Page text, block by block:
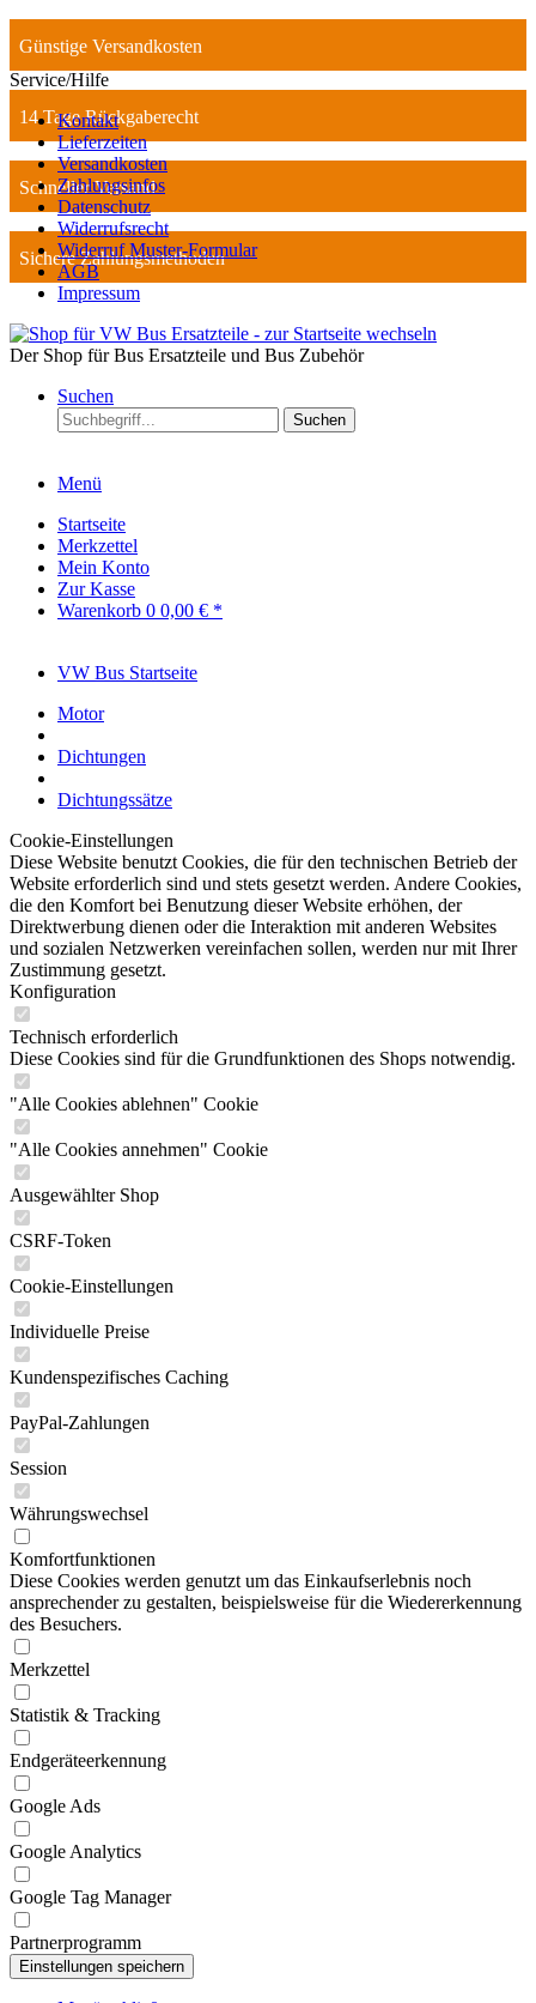
Günstige Versandkosten
14 Tage Rückgaberecht
Schneller Versand
Sichere Zahlungsmethoden
Service/Hilfe
Kontakt
Lieferzeiten
Versandkosten
Zahlungsinfos
Datenschutz
Widerrufsrecht
Widerruf Muster-Formular
AGB
Impressum
Der Shop für Bus Ersatzteile und Bus Zubehör
Suchen
Suchen
Menü
Startseite
Merkzettel
Mein Konto
Zur Kasse
Warenkorb 0 0,00 € *
VW Bus Startseite
Motor
Dichtungen
Dichtungssätze
Cookie-Einstellungen
Diese Website benutzt Cookies, die für den technischen Betrieb der
Website erforderlich sind und stets gesetzt werden. Andere Cookies,
die den Komfort bei Benutzung dieser Website erhöhen, der
Direktwerbung dienen oder die Interaktion mit anderen Websites
und sozialen Netzwerken vereinfachen sollen, werden nur mit Ihrer
Zustimmung gesetzt.
Konfiguration
Technisch erforderlich
Diese Cookies sind für die Grundfunktionen des Shops notwendig.
"Alle Cookies ablehnen" Cookie
"Alle Cookies annehmen" Cookie
Ausgewählter Shop
CSRF-Token
Cookie-Einstellungen
Individuelle Preise
Kundenspezifisches Caching
PayPal-Zahlungen
Session
Währungswechsel
Komfortfunktionen
Diese Cookies werden genutzt um das Einkaufserlebnis noch
ansprechender zu gestalten, beispielsweise für die Wiedererkennung
des Besuchers.
Merkzettel
Statistik & Tracking
Endgeräteerkennung
Google Ads
Google Analytics
Google Tag Manager
Partnerprogramm